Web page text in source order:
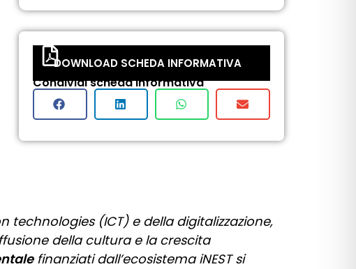
DOWNLOAD SCHEDA INFORMATIVA
Condividi scheda informativa
technologies (ICT) e della digitalizzazione,
della cultura e la crescita
finanziati dall’ecosistema iNEST si